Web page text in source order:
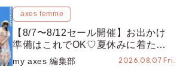
axes femme
【8/7〜8/12セール開催】お出かけ
準備はこれでOK♡夏休みに着たい
コーデ25選をシーン別に徹底解説！
my axes 編集部 2026.08.07 Fri.